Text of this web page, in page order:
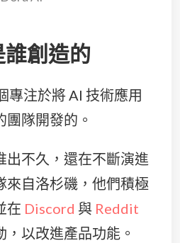
創造的
專注於將 AI 技術應用
隊開發的。
出不久，還在不斷演進
來自洛杉磯，他們積極
在 Discord 與 Reddit
，以改進產品功能。